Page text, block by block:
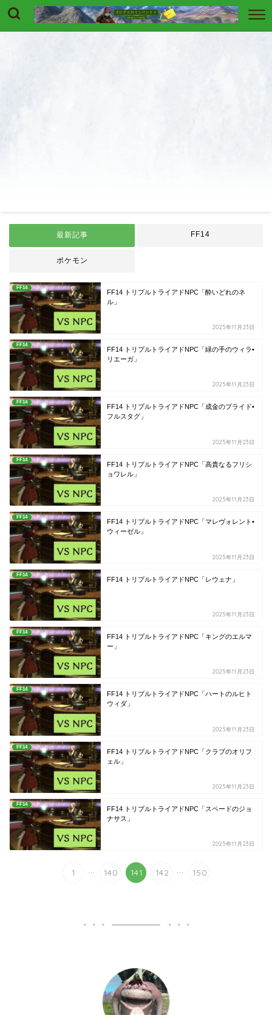
最新記事 FF14
ポケモン
FF14
FF14 トリプルトライアドNPC「酔いどれのネ
ル」
2025年11月23日
FF14
FF14 トリプルトライアドNPC「緑の手のウィラ•
リエーガ」
2025年11月23日
FF14
FF14 トリプルトライアドNPC「成金のプライド•
フルスタグ」
2025年11月23日
FF14
FF14 トリプルトライアドNPC「高貴なるフリシ
ョワレル」
2025年11月23日
FF14
FF14 トリプルトライアドNPC「マレヴォレント•
ウィーゼル」
2025年11月23日
FF14
FF14 トリプルトライアドNPC「レウェナ」
2025年11月23日
FF14
FF14 トリプルトライアドNPC「キングのエルマ
ー」
2025年11月23日
FF14
FF14 トリプルトライアドNPC「ハートのルヒト
ウィダ」
2025年11月23日
FF14
FF14 トリプルトライアドNPC「クラブのオリフ
ェル」
2025年11月23日
FF14
FF14 トリプルトライアドNPC「スペードのジョ
ナサス」
2025年11月23日
1 ... 140 141 142 ... 150